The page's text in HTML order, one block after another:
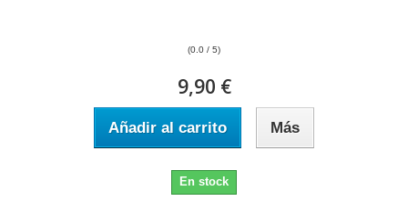
(0.0 / 5)
9,90 €
Añadir al carrito Más
En stock